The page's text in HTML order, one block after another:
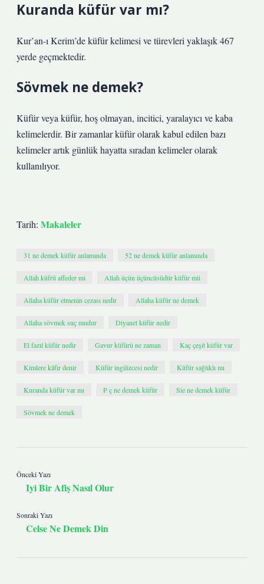
Kuranda küfür var mı?
Kur’an-ı Kerim’de küfür kelimesi ve türevleri yaklaşık 467
yerde geçmektedir.
Sövmek ne demek?
Küfür veya küfür, hoş olmayan, incitici, yaralayıcı ve kaba
kelimelerdir. Bir zamanlar küfür olarak kabul edilen bazı
kelimeler artık günlük hayatta sıradan kelimeler olarak
kullanılıyor.
Tarih: Makaleler
31 ne demek küfür anlamında 52 ne demek küfür anlamında
Allah küfrü affeder mi Allah üçün üçüncüsüdür küfür mü
Allaha küfür etmenin cezası nedir Allaha küfür ne demek
Allaha sövmek suç mudur Diyanet küfür nedir
El fazıl küfür nedir Gavur küfürü ne zaman Kaç çeşit küfür var
Kimlere kâfir denir Küfür ingilizcesi nedir Küfür sağlıklı mı
Kuranda küfür var mı P ç ne demek küfür Sie ne demek küfür
Sövmek ne demek
Önceki Yazı
Iyi Bir Afiş Nasıl Olur
Sonraki Yazı
Celse Ne Demek Din